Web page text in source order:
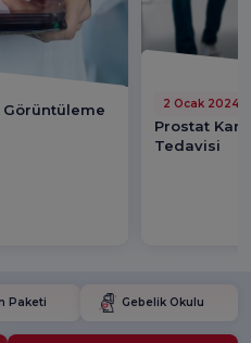
2 Ocak 2024
Prostat
Tedavisi
Paketi Gebelik Okulu